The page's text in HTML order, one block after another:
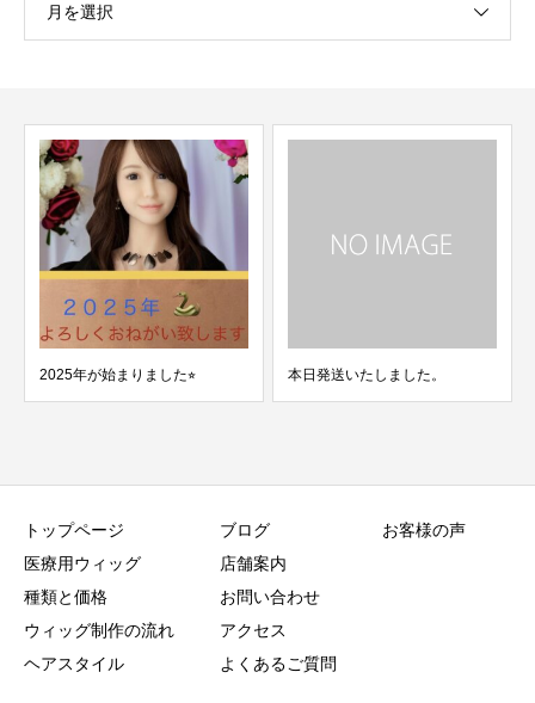
月を選択
2025年が始まりました⭐︎ 本日発送いたしました。
トップページ
医療用ウィッグ
種類と価格
ウィッグ制作の流れ
ヘアスタイル
ブログ
店舗案内
お問い合わせ
アクセス
よくあるご質問
お客様の声